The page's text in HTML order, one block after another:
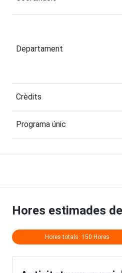
Departament
Crèdits
Programa únic
Hores estimades
Hores totals: 150 Hores